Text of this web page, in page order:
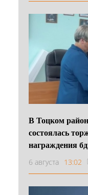
В Тоцком
состоялась
награждения
6 августа 13:02